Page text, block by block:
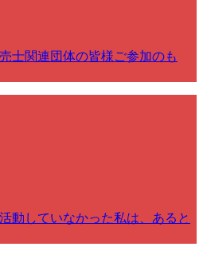
士関連団体の皆様ご参加のも
動していなかった私は、あると